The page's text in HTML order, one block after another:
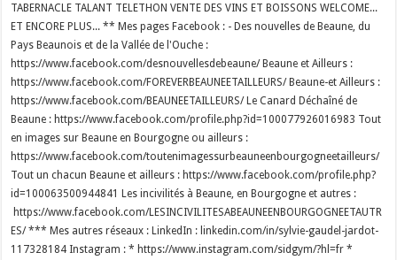
TABERNACLE TALANT TELETHON VENTE DES VINS ET BOISSONS WELCOME...
ET ENCORE PLUS... ** Mes pages Facebook : - Des nouvelles de Beaune, du
Pays Beaunois et de la Vallée de l'Ouche :
https://www.facebook.com/desnouvellesdebeaune/ Beaune et Ailleurs :
https://www.facebook.com/FOREVERBEAUNEETAILLEURS/ Beaune-et Ailleurs :
https://www.facebook.com/BEAUNEETAILLEURS/ Le Canard Déchaîné de
Beaune : https://www.facebook.com/profile.php?id=100077926016983 Tout
en images sur Beaune en Bourgogne ou ailleurs :
https://www.facebook.com/toutenimagessurbeauneenbourgogneetailleurs/
Tout un chacun Beaune et ailleurs : https://www.facebook.com/profile.php?
id=100063500944841 Les incivilités à Beaune, en Bourgogne et autres :
https://www.facebook.com/LESINCIVILITESABEAUNEENBOURGOGNEETAUTR
ES/ *** Mes autres réseaux : LinkedIn : linkedin.com/in/sylvie-gaudel-jardot-
117328184 Instagram : * https://www.instagram.com/sidgym/?hl=fr *